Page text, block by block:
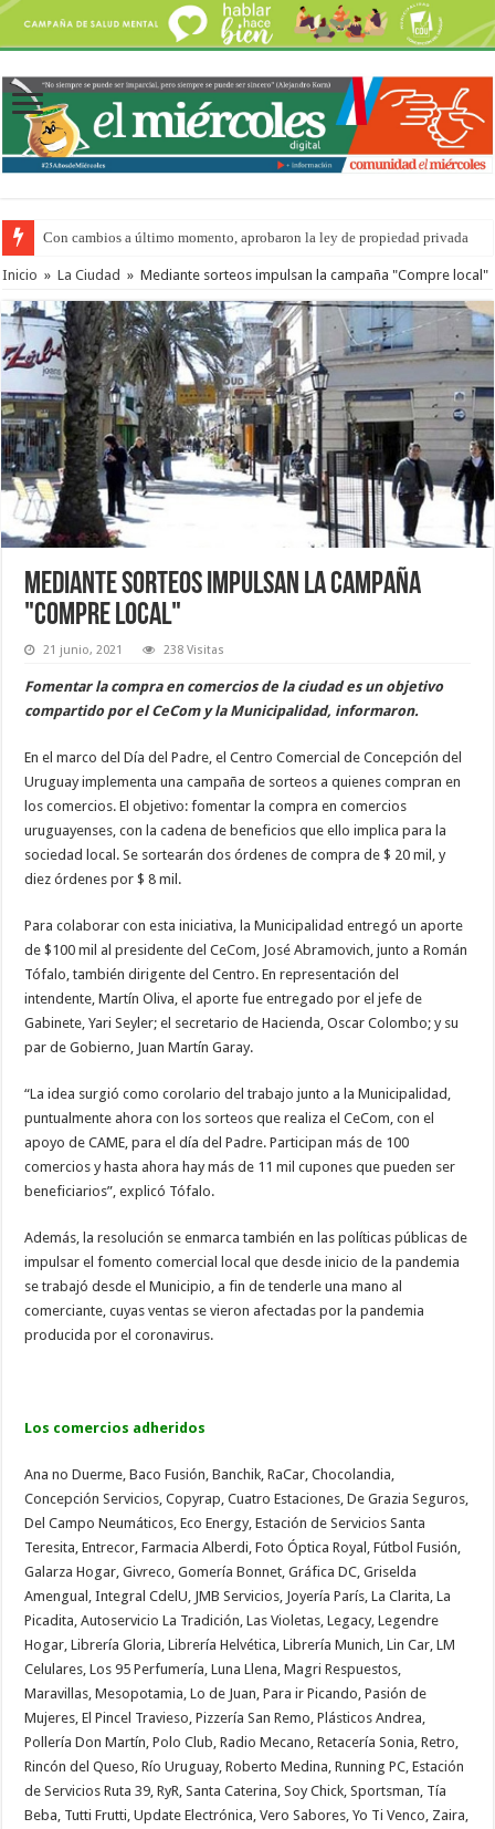
Con cambios a último momento, aprobaron la ley de propiedad privada
Inicio » La Ciudad » Mediante sorteos impulsan la campaña "Compre local"
Mediante sorteos impulsan la campaña
"Compre local"
21 junio, 2021 238 Visitas
Fomentar la compra en comercios de la ciudad es un objetivo
compartido por el CeCom y la Municipalidad, informaron.
En el marco del Día del Padre, el Centro Comercial de Concepción del
Uruguay implementa una campaña de sorteos a quienes compran en
los comercios. El objetivo: fomentar la compra en comercios
uruguayenses, con la cadena de beneficios que ello implica para la
sociedad local. Se sortearán dos órdenes de compra de $ 20 mil, y
diez órdenes por $ 8 mil.
Para colaborar con esta iniciativa, la Municipalidad entregó un aporte
de $100 mil al presidente del CeCom, José Abramovich, junto a Román
Tófalo, también dirigente del Centro. En representación del
intendente, Martín Oliva, el aporte fue entregado por el jefe de
Gabinete, Yari Seyler; el secretario de Hacienda, Oscar Colombo; y su
par de Gobierno, Juan Martín Garay.
“La idea surgió como corolario del trabajo junto a la Municipalidad,
puntualmente ahora con los sorteos que realiza el CeCom, con el
apoyo de CAME, para el día del Padre. Participan más de 100
comercios y hasta ahora hay más de 11 mil cupones que pueden ser
beneficiarios”, explicó Tófalo.
Además, la resolución se enmarca también en las políticas públicas de
impulsar el fomento comercial local que desde inicio de la pandemia
se trabajó desde el Municipio, a fin de tenderle una mano al
comerciante, cuyas ventas se vieron afectadas por la pandemia
producida por el coronavirus.
Los comercios adheridos
Ana no Duerme, Baco Fusión, Banchik, RaCar, Chocolandia,
Concepción Servicios, Copyrap, Cuatro Estaciones, De Grazia Seguros,
Del Campo Neumáticos, Eco Energy, Estación de Servicios Santa
Teresita, Entrecor, Farmacia Alberdi, Foto Óptica Royal, Fútbol Fusión,
Galarza Hogar, Givreco, Gomería Bonnet, Gráfica DC, Griselda
Amengual, Integral CdelU, JMB Servicios, Joyería París, La Clarita, La
Picadita, Autoservicio La Tradición, Las Violetas, Legacy, Legendre
Hogar, Librería Gloria, Librería Helvética, Librería Munich, Lin Car, LM
Celulares, Los 95 Perfumería, Luna Llena, Magri Respuestos,
Maravillas, Mesopotamia, Lo de Juan, Para ir Picando, Pasión de
Mujeres, El Pincel Travieso, Pizzería San Remo, Plásticos Andrea,
Pollería Don Martín, Polo Club, Radio Mecano, Retacería Sonia, Retro,
Rincón del Queso, Río Uruguay, Roberto Medina, Running PC, Estación
de Servicios Ruta 39, RyR, Santa Caterina, Soy Chick, Sportsman, Tía
Beba, Tutti Frutti, Update Electrónica, Vero Sabores, Yo Ti Venco, Zaira,